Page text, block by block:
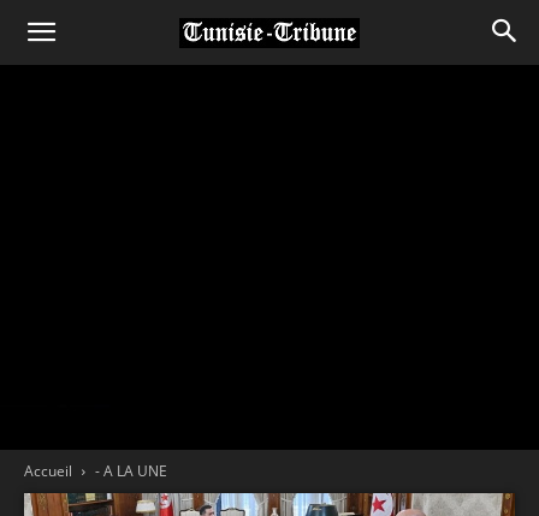
Accueil - A LA UNE